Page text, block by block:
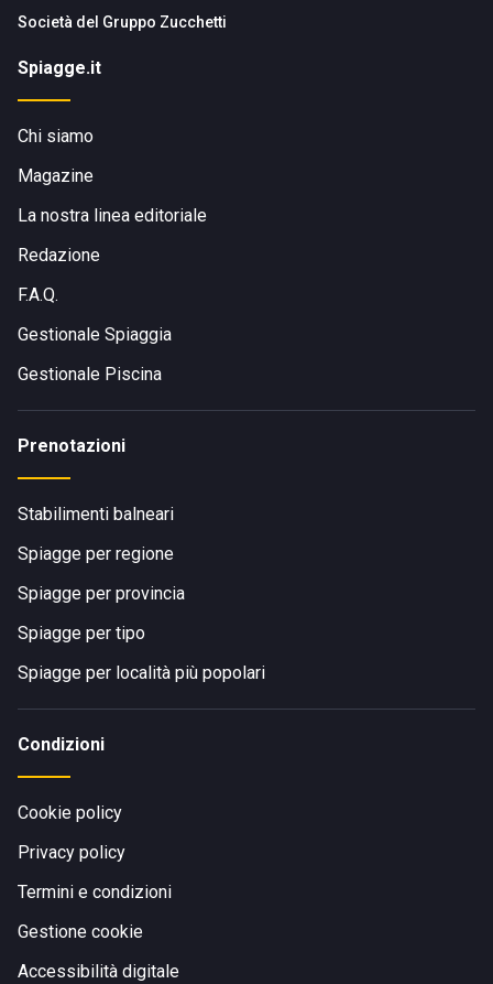
Società del Gruppo Zucchetti
Spiagge.it
Chi siamo
Magazine
La nostra linea editoriale
Redazione
F.A.Q.
Gestionale Spiaggia
Gestionale Piscina
Prenotazioni
Stabilimenti balneari
Spiagge per regione
Spiagge per provincia
Spiagge per tipo
Spiagge per località più popolari
Condizioni
Cookie policy
Privacy policy
Termini e condizioni
Gestione cookie
Accessibilità digitale